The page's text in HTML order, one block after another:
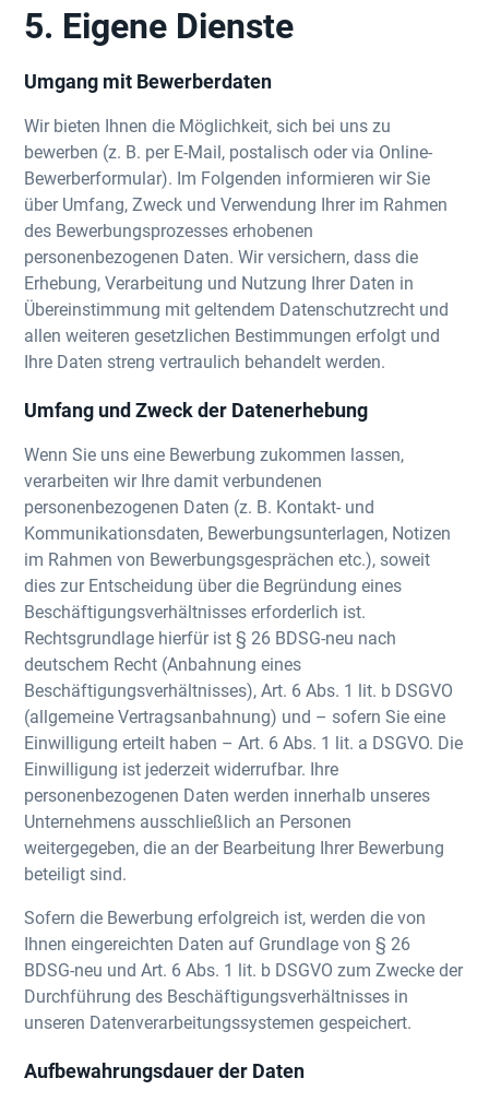
5. Eigene Dienste
Umgang mit Bewerberdaten
Wir bieten Ihnen die Möglichkeit, sich bei uns zu
bewerben (z. B. per E-Mail, postalisch oder via Online-
Bewerberformular). Im Folgenden informieren wir Sie
über Umfang, Zweck und Verwendung Ihrer im Rahmen
des Bewerbungsprozesses erhobenen
personenbezogenen Daten. Wir versichern, dass die
Erhebung, Verarbeitung und Nutzung Ihrer Daten in
Übereinstimmung mit geltendem Datenschutzrecht und
allen weiteren gesetzlichen Bestimmungen erfolgt und
Ihre Daten streng vertraulich behandelt werden.
Umfang und Zweck der Datenerhebung
Wenn Sie uns eine Bewerbung zukommen lassen,
verarbeiten wir Ihre damit verbundenen
personenbezogenen Daten (z. B. Kontakt- und
Kommunikationsdaten, Bewerbungsunterlagen, Notizen
im Rahmen von Bewerbungsgesprächen etc.), soweit
dies zur Entscheidung über die Begründung eines
Beschäftigungsverhältnisses erforderlich ist.
Rechtsgrundlage hierfür ist § 26 BDSG-neu nach
deutschem Recht (Anbahnung eines
Beschäftigungsverhältnisses), Art. 6 Abs. 1 lit. b DSGVO
(allgemeine Vertragsanbahnung) und – sofern Sie eine
Einwilligung erteilt haben – Art. 6 Abs. 1 lit. a DSGVO. Die
Einwilligung ist jederzeit widerrufbar. Ihre
personenbezogenen Daten werden innerhalb unseres
Unternehmens ausschließlich an Personen
weitergegeben, die an der Bearbeitung Ihrer Bewerbung
beteiligt sind.
Sofern die Bewerbung erfolgreich ist, werden die von
Ihnen eingereichten Daten auf Grundlage von § 26
BDSG-neu und Art. 6 Abs. 1 lit. b DSGVO zum Zwecke der
Durchführung des Beschäftigungsverhältnisses in
unseren Datenverarbeitungssystemen gespeichert.
Aufbewahrungsdauer der Daten